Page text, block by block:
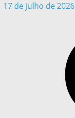
17 de julho de 2026